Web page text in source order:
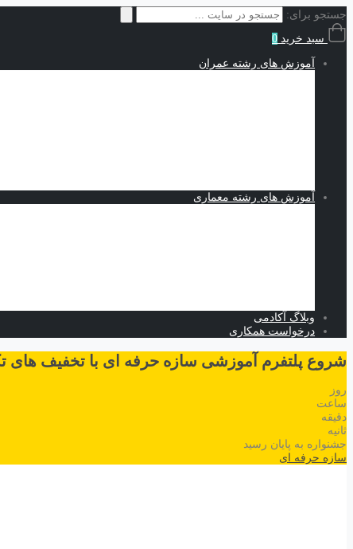
جستجو برای:
سبد خرید 0
آموزش های رشته عمران
آموزش های رشته معماری
وبلاگ آکادمی
درخواست همکاری
شروع پلتفرم آموزشی سازه حرفه ای با تخفیف های
روز
ساعت
دقیقه
ثانیه
جشنواره به پایان رسید
سازه حرفه ای